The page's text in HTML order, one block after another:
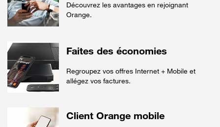
Découvrez les avantages en rejoignant
Orange.
Faites des économies
Regroupez vos offres Internet + Mobile et
allégez vos factures.
Client Orange mobile